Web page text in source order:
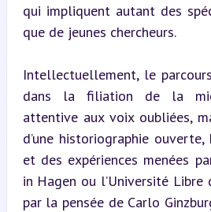
qui impliquent autant des
que de jeunes chercheurs.
Intellectuellement, le
dans la filiation de la
attentive aux voix oubliées,
d’une historiographie
et des expériences menées
in Hagen ou l’Université Libre
par la pensée de Carlo